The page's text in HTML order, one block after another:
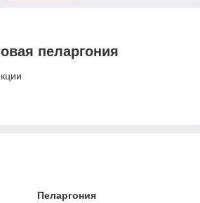
пеларгония
Пеларгония